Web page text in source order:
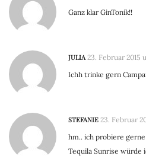
Ganz klar GinTonik!!
JULIA 23. Februar 2015
Ichh trinke gern
STEFANIE 23. Februar
hm.. ich probiere
Tequila Sunrise würde